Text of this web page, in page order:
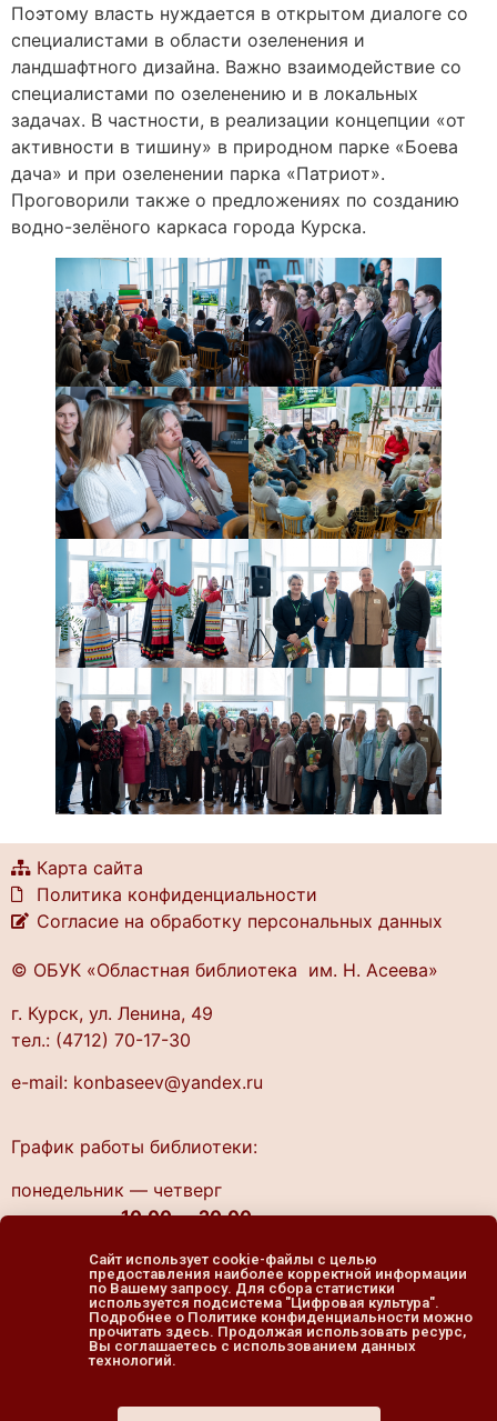
Поэтому власть нуждается в открытом диалоге со
специалистами в области озеленения и
ландшафтного дизайна. Важно взаимодействие со
специалистами по озеленению и в локальных
задачах. В частности, в реализации концепции «от
активности в тишину» в природном парке «Боева
дача» и при озеленении парка «Патриот».
Проговорили также о предложениях по созданию
водно-зелёного каркаса города Курска.
Карта сайта
Политика конфиденциальности
Согласие на обработку персональных данных
© ОБУК «Областная библиотека им. Н. Асеева»
г. Курск, ул. Ленина, 49
тел.: (4712) 70-17-30
e-mail: konbaseev@yandex.ru
График работы библиотеки:
понедельник — четверг
10.00 — 20.00
cуббота, воскресенье
11.00 — 19.00
Сайт использует cookie-файлы с целью
предоставления наиболее корректной информации
по Вашему запросу. Для сбора статистики
используется подсистема "Цифровая культура".
Подробнее о Политике конфиденциальности можно
прочитать здесь. Продолжая использовать ресурс,
Вы соглашаетесь с использованием данных
технологий.